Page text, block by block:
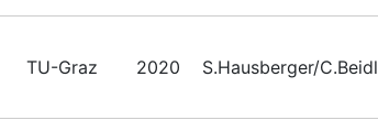
TU-Graz 2020 S.Hausberger/C.Beidl